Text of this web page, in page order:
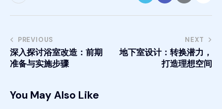
PREVIOUS
深入探讨浴室改造：前期
准备与实施步骤
NEXT
地下室设计：转换潜力，
打造理想空间
You May Also Like